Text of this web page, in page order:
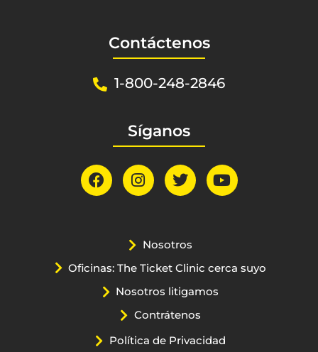
Contáctenos
1-800-248-2846
Síganos
Nosotros
Oficinas: The Ticket Clinic cerca suyo
Nosotros litigamos
Contrátenos
Política de Privacidad